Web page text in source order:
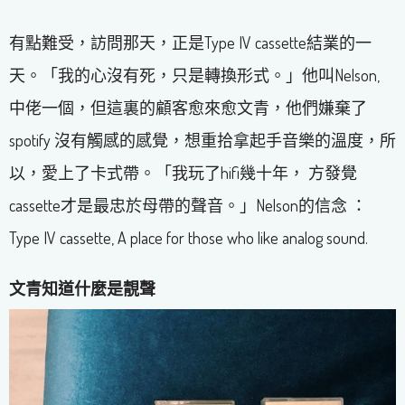
有點難受，訪問那天，正是Type IV cassette結業的一
天。「我的心沒有死，只是轉換形式。」他叫Nelson,
中佬一個，但這裏的顧客愈來愈文青，他們嫌棄了
spotify 沒有觸感的感覺，想重拾拿起手音樂的溫度，所
以，愛上了卡式帶。「我玩了hifi幾十年， 方發覺
cassette才是最忠於母帶的聲音。」Nelson的信念 ：
Type IV cassette, A place for those who like analog sound.
文青知道什麼是靚聲